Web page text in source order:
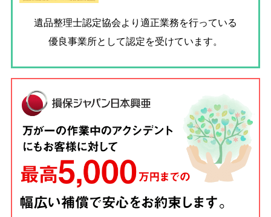
遺品整理士認定協会より適正業務を行っている
優良事業所として認定を受けています。